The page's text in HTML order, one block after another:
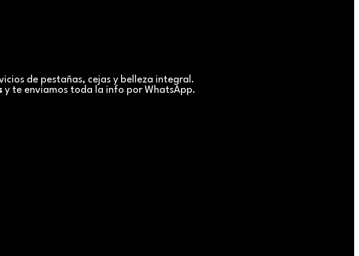
de pestañas, cejas y belleza integral.
y te enviamos toda la info por WhatsApp.